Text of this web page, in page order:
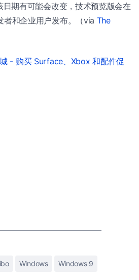
日期有可能会改变，技术预览版会在
者和企业用户发布。（via The
- 购买 Surface、Xbox 和配件促
Windows Windows 9